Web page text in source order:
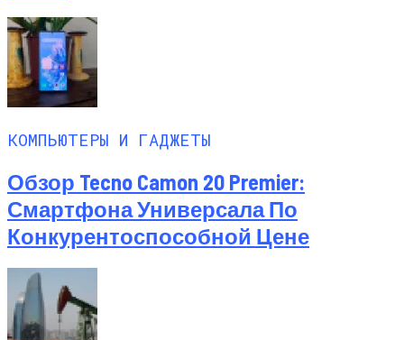
КОМПЬЮТЕРЫ И ГАДЖЕТЫ
Обзор Tecno Camon 20 Premier:
Смартфона Универсала По
Конкурентоспособной Цене